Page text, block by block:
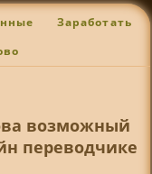
Заработать
возможный
переводчике